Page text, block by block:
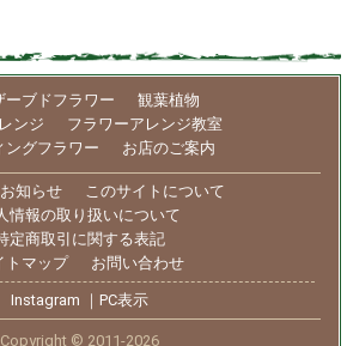
ーブドフラワー
観葉植物
ンジ
フラワーアレンジ教室
ングフラワー
お店のご案内
お知らせ
このサイトについて
情報の取り扱いについて
定商取引に関する表記
トマップ
お問い合わせ
Instagram ｜ PC表示
Copyright © 2011-2026